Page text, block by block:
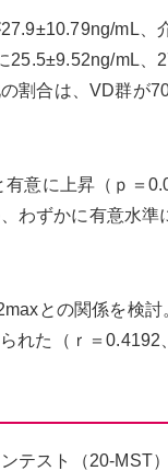
mL、
25.5±9.52ng/mL、
割合は、VD群が
意に上昇（ｐ＝
わずかに有意水準
との関係を検
れた（ｒ＝0.4192
テスト（20-MST